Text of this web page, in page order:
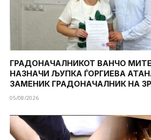
ГРАДОНАЧАЛНИКОТ ВАНЧО
НАЗНАЧИ ЉУПКА ЃОРГИЕВА
ЗАМЕНИК ГРАДОНАЧАЛНИК НА
05/08/2026